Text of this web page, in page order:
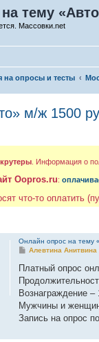
тему
Массовки.net
на опросы и тесты
м/ж 1500
. Информация о
Oopros.ru:
что-то оплатить
Онлайн опрос на тему
С
о
щ
е
и
е
Алевтина Анитвина
Платный опрос
Вознаграждение –
Мужчины и
Запись на опрос